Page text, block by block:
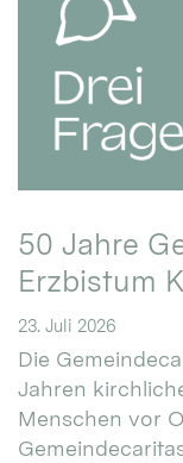
50 Jahre
Erzbistum
23. Juli 2026
Die
Jahren
Menschen vor